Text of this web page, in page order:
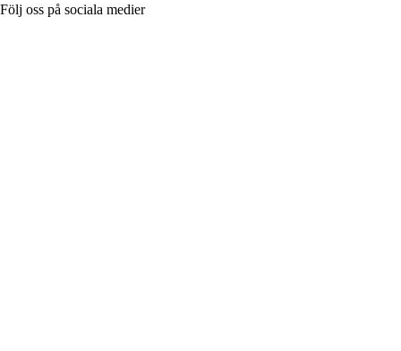
Följ oss på sociala medier